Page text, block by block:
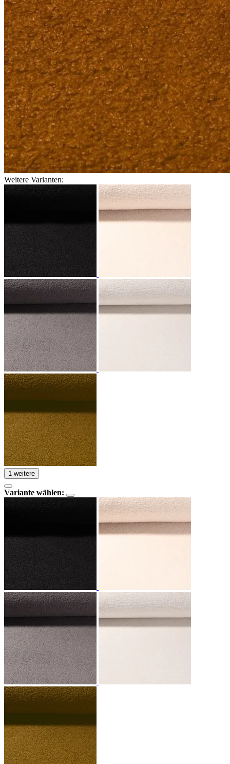
Weitere Varianten:
1 weitere
Variante wählen: